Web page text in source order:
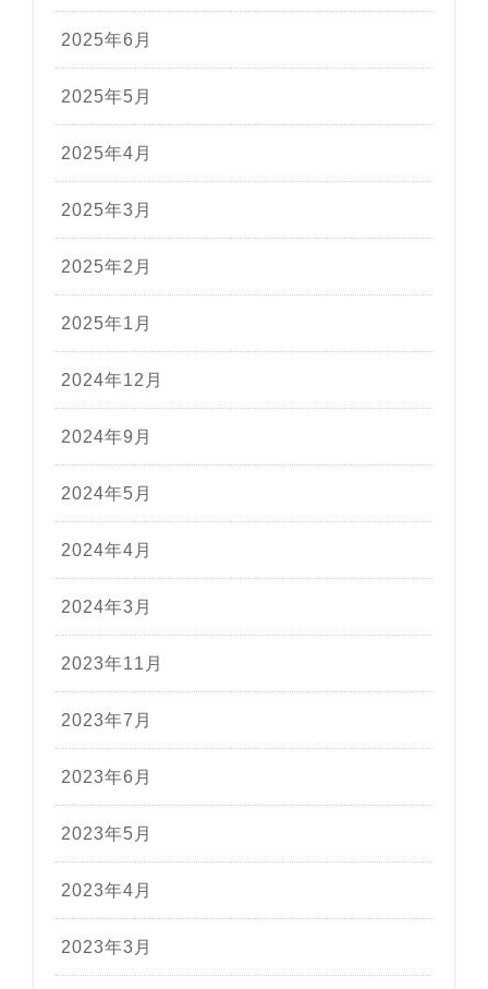
2025年6月
2025年5月
2025年4月
2025年3月
2025年2月
2025年1月
2024年12月
2024年9月
2024年5月
2024年4月
2024年3月
2023年11月
2023年7月
2023年6月
2023年5月
2023年4月
2023年3月